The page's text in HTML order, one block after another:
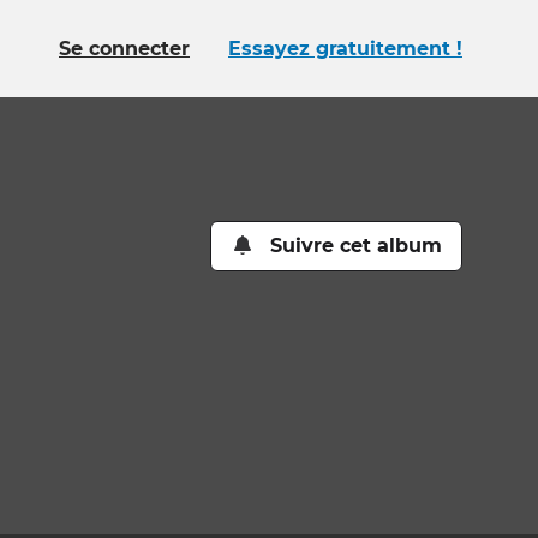
Se connecter Essayez gratuitement !
Suivre cet album